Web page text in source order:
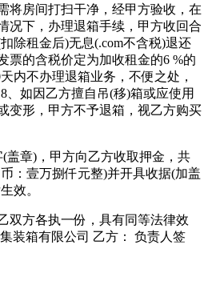
将房间打扫干净，经甲方验收，在
况下，办理退箱手续，甲方收回合
除租金后)无息(.com不含税)退还
票的含税价定为加收租金的6 %的
内不办理退箱业务，不便之处，
、如因乙方擅自吊(移)箱或应使用
变形，甲方不予退箱，视乙方购买
盖章)，甲方向乙方收取押金，共
：壹万捌仟元整)并开具收据(加盖
效。
双方各执一份，具有同等法律效
装箱有限公司 乙方： 负责人签